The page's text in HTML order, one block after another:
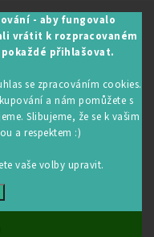
- aby fungovalo
vrátit k rozpracovaném
přihlašovat.
se zpracováním cookies.
a nám pomůžete s
Slibujeme, že se k vašim
a respektem :)
vaše volby upravit.
014
cookies